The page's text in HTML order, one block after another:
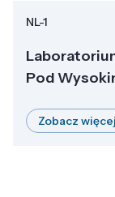
NL-1
Pod
Zobacz więcej